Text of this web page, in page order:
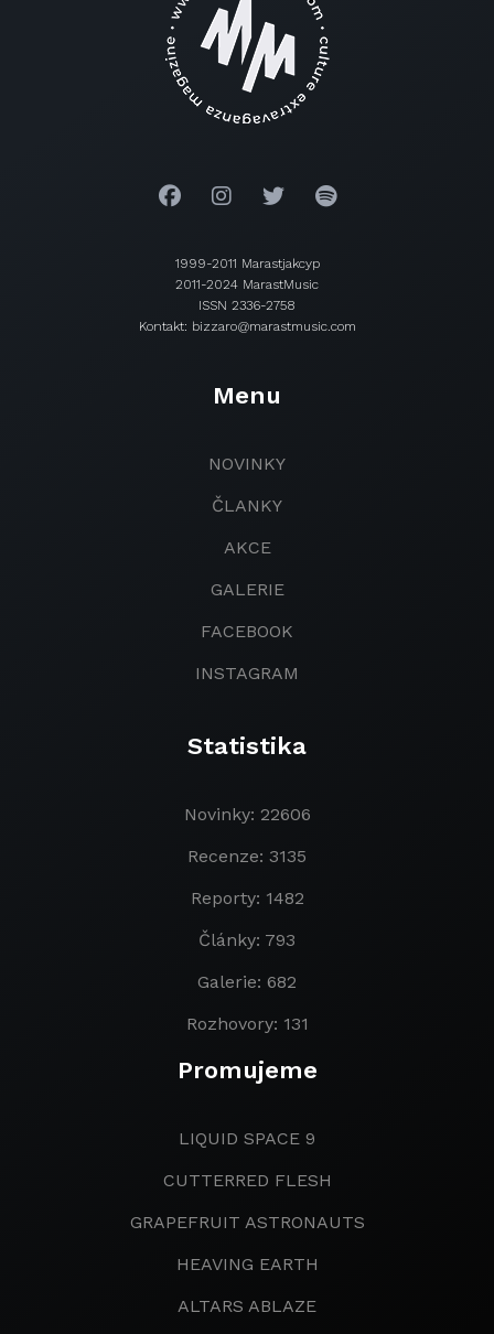
1999-2011 Marastjakcyp
2011-2024 MarastMusic
ISSN 2336-2758
Kontakt: bizzaro@marastmusic.com
Menu
NOVINKY
ČLANKY
AKCE
GALERIE
FACEBOOK
INSTAGRAM
Statistika
Novinky: 22606
Recenze: 3135
Reporty: 1482
Články: 793
Galerie: 682
Rozhovory: 131
Promujeme
LIQUID SPACE 9
CUTTERRED FLESH
GRAPEFRUIT ASTRONAUTS
HEAVING EARTH
ALTARS ABLAZE